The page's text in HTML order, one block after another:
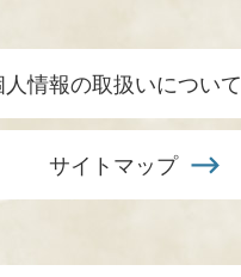
人情報の取扱いについて
サイトマップ